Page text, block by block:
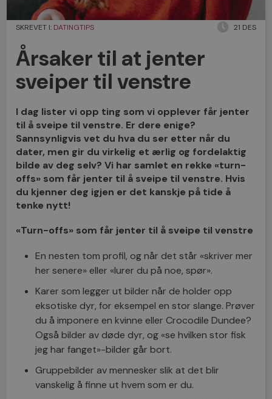
SKREVET I: DATINGTIPS 21 DES
Årsaker til at jenter
sveiper til venstre
I dag lister vi opp ting som vi opplever får jenter
til å sveipe til venstre. Er dere enige?
Sannsynligvis vet du hva du ser etter når du
dater, men gir du virkelig et ærlig og fordelaktig
bilde av deg selv? Vi har samlet en rekke «turn-
offs» som får jenter til å sveipe til venstre. Hvis
du kjenner deg igjen er det kanskje på tide å
tenke nytt!
«Turn-offs» som får jenter til å sveipe til venstre
En nesten tom profil, og når det står «skriver mer
her senere» eller «lurer du på noe, spør».
Karer som legger ut bilder når de holder opp
eksotiske dyr, for eksempel en stor slange. Prøver
du å imponere en kvinne eller Crocodile Dundee?
Også bilder av døde dyr, og «se hvilken stor fisk
jeg har fanget»-bilder går bort.
Gruppebilder av mennesker slik at det blir
vanskelig å finne ut hvem som er du.